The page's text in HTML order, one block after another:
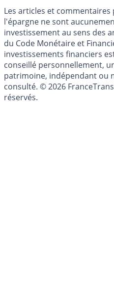
Les articles et
l'épargne ne sont
investissement au sens des
du Code Monétaire et
investissements financiers
conseillé personnellement,
patrimoine, indépendant ou
consulté. © 2026
réservés.